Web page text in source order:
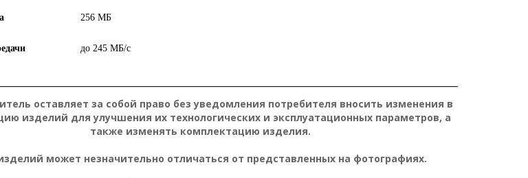
256 МБ
до 245 МБ/с
оставляет за собой право без уведомления потребителя вносить изменения в
изделий для улучшения их технологических и эксплуатационных параметров, а
также изменять комплектацию изделия.
может незначительно отличаться от представленных на фотографиях.